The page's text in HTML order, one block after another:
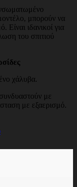
μπορούν να
Είναι ιδανικοί για
του σπιτιού
χάλυβα.
με
με εξαερισμό.